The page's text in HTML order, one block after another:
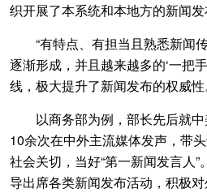
织开展了本系统和本地方的新闻发
“有特点、有担当且熟悉新闻
逐渐形成，并且越来越多的‘一把
线，极大提升了新闻发布的权威性
以商务部为例，部长先后就中
10余次在中外主流媒体发声，带
社会关切，当好“第一新闻发言人
导出席各类新闻发布活动，积极